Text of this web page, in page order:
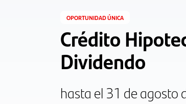
OPORTUNIDAD ÚNICA
Crédito
Dividendo
hasta el 31 de agosto